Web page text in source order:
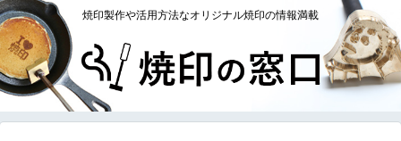
焼印製作や活用方法なオリジナル焼印の情報満載